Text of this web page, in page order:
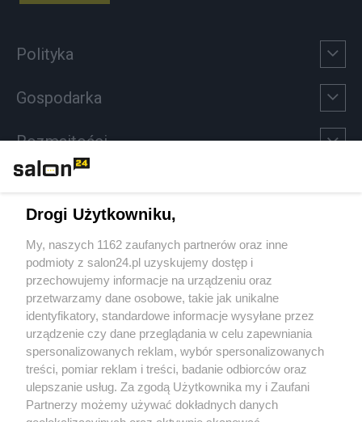
Polityka
Gospodarka
Rozmaitości
Sport
Społeczeństwo
Kultura
X Facebook Instagram Youtube
Drogi Użytkowniku,
My, naszych 1162 zaufanych partnerów oraz inne
podmioty z salon24.pl uzyskujemy dostęp i
przechowujemy informacje na urządzeniu oraz
przetwarzamy dane osobowe, takie jak unikalne
identyfikatory, standardowe informacje wysyłane przez
urządzenie czy dane przeglądania w celu zapewniania
spersonalizowanych reklam, wybór spersonalizowanych
treści, pomiar reklam i treści, badanie odbiorców oraz
ulepszanie usług. Za zgodą Użytkownika my i Zaufani
Partnerzy możemy używać dokładnych danych